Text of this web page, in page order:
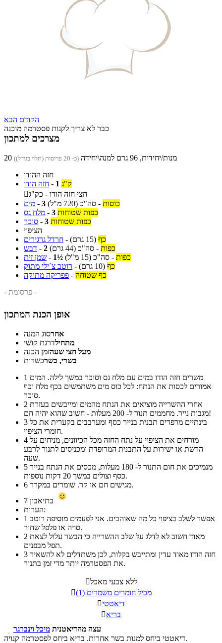
הקודם הבא
כבר לא צריך לקנות פסטרמה מוכנה
מצרכים למתכון
20 מנות/יחידות, 96 גרם למנה\יחידה (כ- 20 פרוסות (תלוי בגודל))
חזה ההודו
חזה הודו - 1 ק"ג
חצי חזה הודו - כק"ג
מים - 3 כוסות - סה"כ (720 מ"ל)
מלח גס - 3 כפות שטוחות
סוכר - 3 כפות שטוחות
הציפוי
חרדל גרגירים - כף (15 גרם)
דבש - 2 כפות - סה"כ (44 גרם)
שמן זית - 1½ כפות - סה"כ (15 מ"ל)
רוטב צ`ילי מתוק - כף (10 גרם)
פפריקה מתוקה - כף שטוחה
- פרסומת -
אופן הכנת המתכון
אחרסוג המנה
מתחילדרגת קושי
מעל חצי שעהזמן הכנה
בשרי, כשרכשרות
1
אמורים לכסות את הנתח: לכל כוס מים משתמשים בכף מלח וכף
סוכר.
2
מגבות נייר. מחממים תנור ל- 200 מעלות - חשוב שהוא יהיה חם!
3
חומרי הציפוי.
4
הרשת או ישירות על התבנית המרופדת ומכניסים לתנור לרבע
שעה.
5
כסף וצולים במשך 20 דקות נוספות.
6
מגישים חם או קר. שומרים במקרר.
7
הערות:
1
סויה או פלפל שחור.
2
תפל מבפנים.
3
את הפסטרמה יותר מדי זמן בתנור.
ללא צבעי מאכל

מכיל חומרים משמרים (1)
דיאטטי
בריא
עצה מהדיאטנית מיכל וינברגר
דיאטטי ביחס למנות בשר אחרות. בריא ביחס לפסטרמה קנויה.